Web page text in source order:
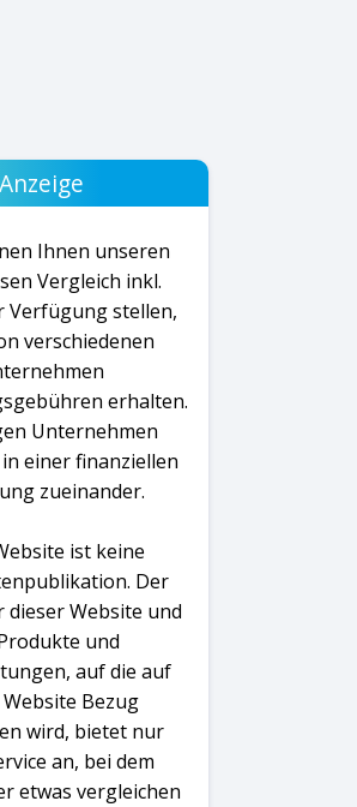
Anzeige
Ihnen unseren
Vergleich inkl.
Verfügung stellen,
verschiedenen
erhalten.
Unternehmen
einer finanziellen
zueinander.
ist keine
Der
dieser Website und
und
auf die auf
Bezug
wird, bietet nur
an, bei dem
etwas vergleichen